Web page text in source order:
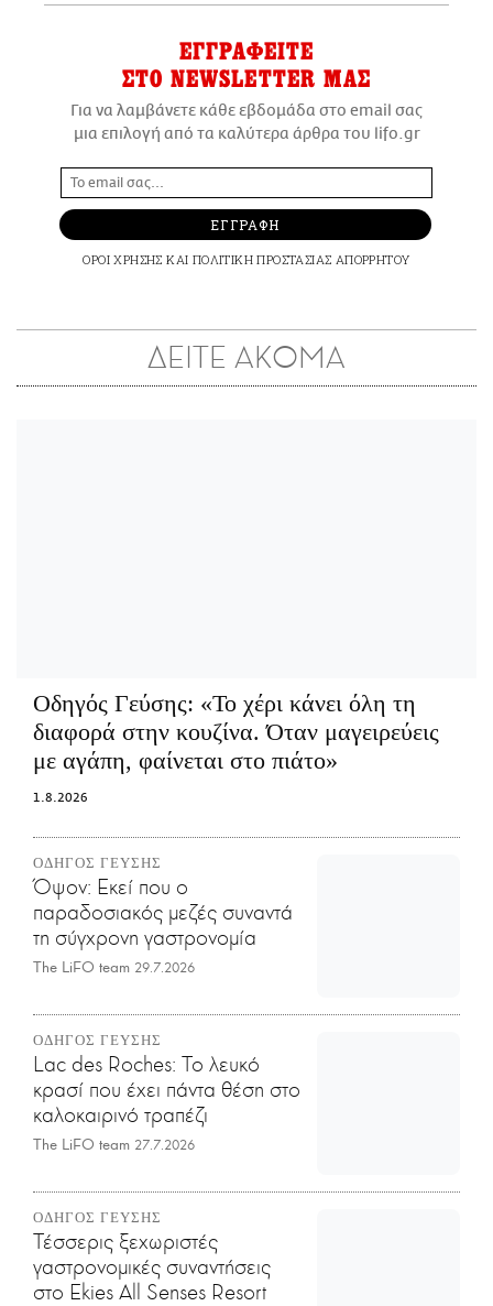
ΕΓΓΡΑΦΕΙΤΕ
ΣΤΟ NEWSLETTER ΜΑΣ
Για να λαμβάνετε κάθε εβδομάδα στο email σας
μια επιλογή από τα καλύτερα άρθρα του lifo.gr
ΕΓΓΡΑΦΗ
ΟΡΟΙ ΧΡΗΣΗΣ ΚΑΙ ΠΟΛΙΤΙΚΗ ΠΡΟΣΤΑΣΙΑΣ ΑΠΟΡΡΗΤΟΥ
ΔΕΙΤΕ ΑΚΟΜΑ
Οδηγός Γεύσης: «Το χέρι κάνει όλη τη
διαφορά στην κουζίνα. Όταν μαγειρεύεις
με αγάπη, φαίνεται στο πιάτο»
1.8.2026
ΟΔΗΓΟΣ ΓΕΥΣΗΣ
Όψον: Εκεί που ο
παραδοσιακός μεζές συναντά
τη σύγχρονη γαστρονομία
The LiFO team 29.7.2026
ΟΔΗΓΟΣ ΓΕΥΣΗΣ
Lac des Roches: Το λευκό
κρασί που έχει πάντα θέση στο
καλοκαιρινό τραπέζι
The LiFO team 27.7.2026
ΟΔΗΓΟΣ ΓΕΥΣΗΣ
Τέσσερις ξεχωριστές
γαστρονομικές συναντήσεις
στο Ekies All Senses Resort